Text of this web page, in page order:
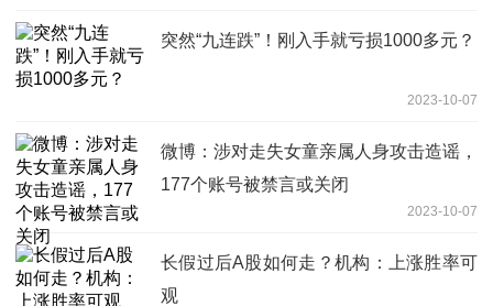
突然“九连跌”！刚入手就亏损1000多元？
2023-10-07
微博：涉对走失女童亲属人身攻击造谣，
177个账号被禁言或关闭
2023-10-07
长假过后A股如何走？机构：上涨胜率可
观